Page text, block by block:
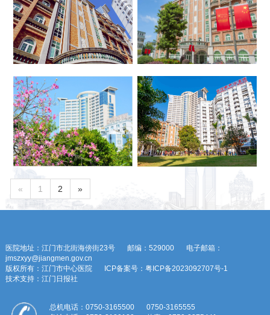
« 1 2 »
医院地址：江门市北街海傍街23号 邮编：529000
电子邮箱：
jmszxyy@jiangmen.gov.cn
版权所有：江门市中心医院
ICP备案号：粤ICP备2023092707号-1
技术支持：江门日报社
总机电话：0750-3165500
0750-3165555